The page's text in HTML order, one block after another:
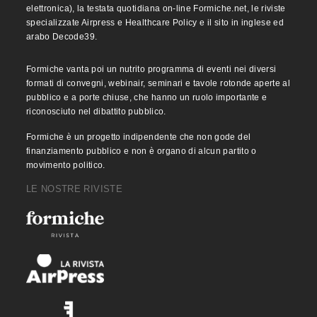
elettronica), la testata quotidiana on-line Formiche.net, le riviste
specializzate Airpress e Healthcare Policy e il sito in inglese ed
arabo Decode39.
Formiche vanta poi un nutrito programma di eventi nei diversi
formati di convegni, webinair, seminari e tavole rotonde aperte al
pubblico e a porte chiuse, che hanno un ruolo importante e
riconosciuto nel dibattito pubblico.
Formiche è un progetto indipendente che non gode del
finanziamento pubblico e non è organo di alcun partito o
movimento politico.
LE NOSTRE RIVISTE